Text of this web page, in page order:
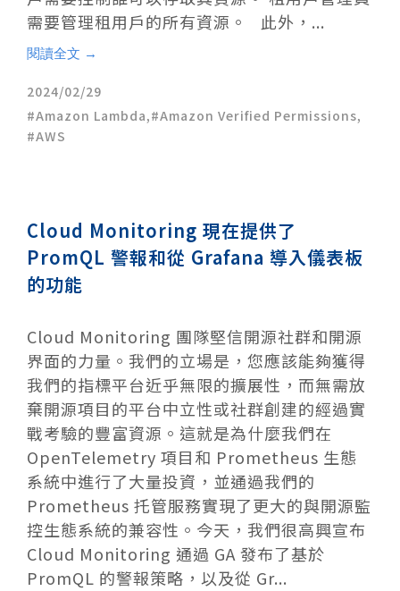
需要管理租用戶的所有資源。 此外，...
閱讀全文 →
2024/02/29
Amazon Lambda, Amazon Verified Permissions,
AWS
Cloud Monitoring 現在提供了
PromQL 警報和從 Grafana 導入儀表板
的功能
Cloud Monitoring 團隊堅信開源社群和開源
界面的力量。我們的立場是，您應該能夠獲得
我們的指標平台近乎無限的擴展性，而無需放
棄開源項目的平台中立性或社群創建的經過實
戰考驗的豐富資源。這就是為什麼我們在
OpenTelemetry 項目和 Prometheus 生態
系統中進行了大量投資，並通過我們的
Prometheus 托管服務實現了更大的與開源監
控生態系統的兼容性。今天，我們很高興宣布
Cloud Monitoring 通過 GA 發布了基於
PromQL 的警報策略，以及從 Gr...